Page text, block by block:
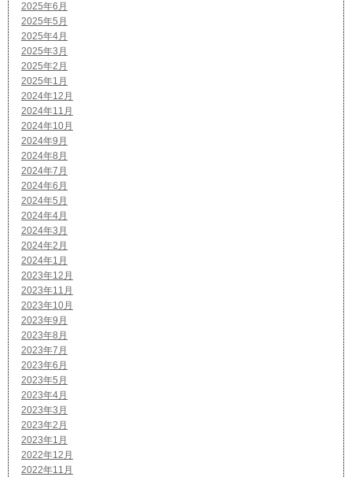
2025年6月
2025年5月
2025年4月
2025年3月
2025年2月
2025年1月
2024年12月
2024年11月
2024年10月
2024年9月
2024年8月
2024年7月
2024年6月
2024年5月
2024年4月
2024年3月
2024年2月
2024年1月
2023年12月
2023年11月
2023年10月
2023年9月
2023年8月
2023年7月
2023年6月
2023年5月
2023年4月
2023年3月
2023年2月
2023年1月
2022年12月
2022年11月